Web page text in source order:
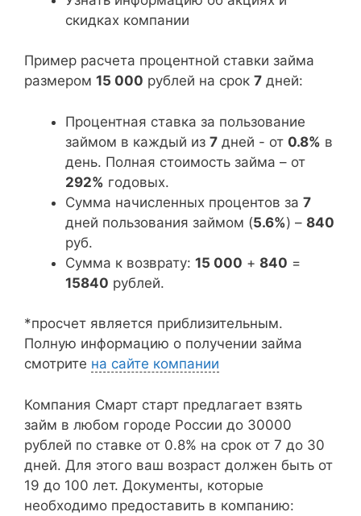
скидках компании
Пример расчета процентной ставки займа
размером 15 000 рублей на срок 7 дней:
Процентная ставка за пользование
займом в каждый из 7 дней - от 0.8% в
день. Полная стоимость займа – от
292% годовых.
Сумма начисленных процентов за 7
дней пользования займом (5.6%) – 840
руб.
Сумма к возврату: 15 000 + 840 =
15840 рублей.
*просчет является приблизительным.
Полную информацию о получении займа
смотрите на сайте компании
Компания Смарт старт предлагает взять
займ в любом городе России до 30000
рублей по ставке от 0.8% на срок от 7 до 30
дней. Для этого ваш возраст должен быть от
19 до 100 лет. Документы, которые
необходимо предоставить в компанию: